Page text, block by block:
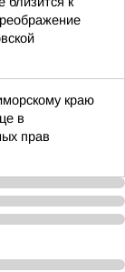
краю
в
прав